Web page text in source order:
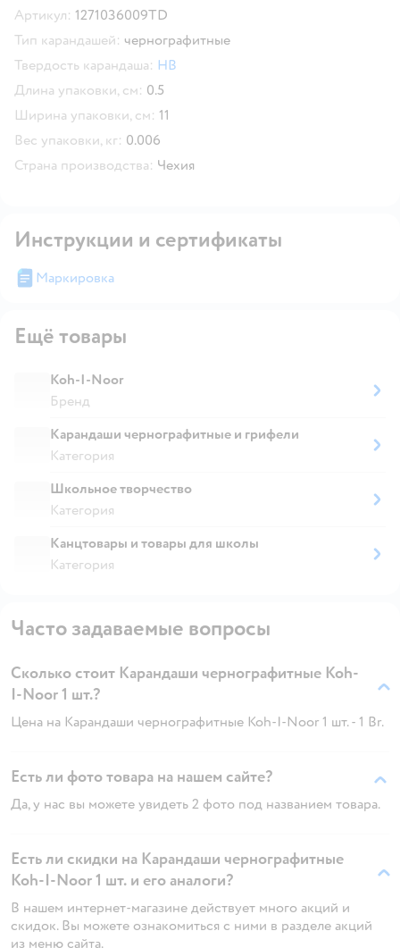
Артикул: 1271036009TD
Тип карандашей: чернографитные
Твердость карандаша: HB
Длина упаковки, см: 0.5
Ширина упаковки, см: 11
Вес упаковки, кг: 0.006
Страна производства: Чехия
Инструкции и сертификаты
Маркировка
Ещё товары
Koh-I-Noor
Бренд
Карандаши чернографитные и грифели
Категория
Школьное творчество
Категория
Канцтовары и товары для школы
Категория
Часто задаваемые вопросы
Сколько стоит Карандаши чернографитные Koh-
I-Noor 1 шт.?
Цена на Карандаши чернографитные Koh-I-Noor 1 шт. - 1 Br.
Есть ли фото товара на нашем сайте?
Да, у нас вы можете увидеть 2 фото под названием товара.
Есть ли скидки на Карандаши чернографитные
Koh-I-Noor 1 шт. и его аналоги?
В нашем интернет-магазине действует много акций и
скидок. Вы можете ознакомиться с ними в разделе акций
из меню сайта.